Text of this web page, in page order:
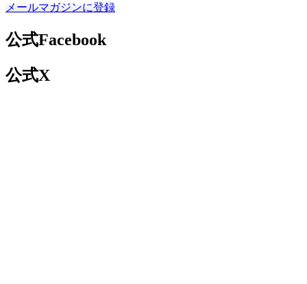
メールマガジンに登録
公式Facebook
公式X